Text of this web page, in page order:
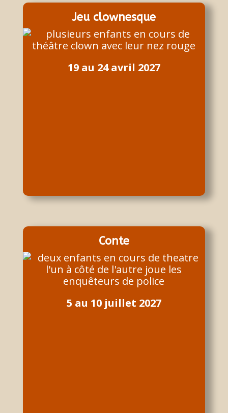
Jeu clownesque
19 au 24 avril 2027
Conte
5 au 10 juillet 2027